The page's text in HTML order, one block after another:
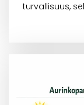
turvallisuus,